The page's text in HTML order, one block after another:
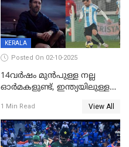
KERALA
Posted On 02-10-2025
14വർഷം മുൻപുള്ള നല്ല
ഓർമകളുണ്ട്, ഇന്ത്യയിലുള്ള
കാത്തിരിക്കുന്നു; വരവ്
സ്ഥിരീകരിച്ച് മെസി
1 Min Read View All